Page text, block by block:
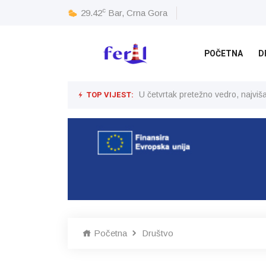
29.42c Bar, Crna Gora
POČETNA
TOP VIJEST: U četvrtak pretežno vedro,
Početna Društvo